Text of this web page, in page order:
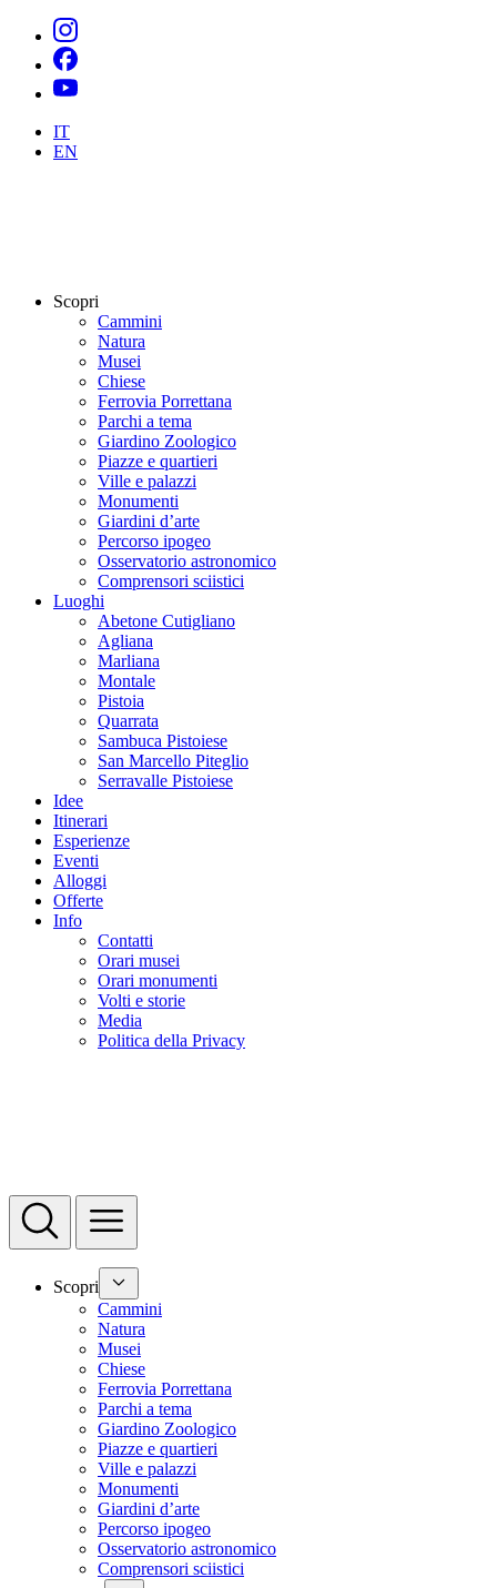
IT
EN
Scopri
Cammini
Natura
Musei
Chiese
Ferrovia Porrettana
Parchi a tema
Giardino Zoologico
Piazze e quartieri
Ville e palazzi
Monumenti
Giardini d’arte
Percorso ipogeo
Osservatorio astronomico
Comprensori sciistici
Luoghi
Abetone Cutigliano
Agliana
Marliana
Montale
Pistoia
Quarrata
Sambuca Pistoiese
San Marcello Piteglio
Serravalle Pistoiese
Idee
Itinerari
Esperienze
Eventi
Alloggi
Offerte
Info
Contatti
Orari musei
Orari monumenti
Volti e storie
Media
Politica della Privacy
Scopri
Cammini
Natura
Musei
Chiese
Ferrovia Porrettana
Parchi a tema
Giardino Zoologico
Piazze e quartieri
Ville e palazzi
Monumenti
Giardini d’arte
Percorso ipogeo
Osservatorio astronomico
Comprensori sciistici